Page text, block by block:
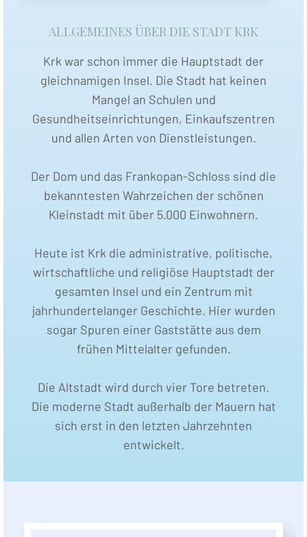
ALLGEMEINES ÜBER DIE STADT KRK
Krk war schon immer die Hauptstadt der
gleichnamigen Insel. Die Stadt hat keinen
Mangel an Schulen und
Gesundheitseinrichtungen, Einkaufszentren
und allen Arten von Dienstleistungen.
Der Dom und das Frankopan-Schloss sind die
bekanntesten Wahrzeichen der schönen
Kleinstadt mit über 5.000 Einwohnern.
Heute ist Krk die administrative, politische,
wirtschaftliche und religiöse Hauptstadt der
gesamten Insel und ein Zentrum mit
jahrhundertelanger Geschichte. Hier wurden
sogar Spuren einer Gaststätte aus dem
frühen Mittelalter gefunden.
Die Altstadt wird durch vier Tore betreten.
Die moderne Stadt außerhalb der Mauern hat
sich erst in den letzten Jahrzehnten
entwickelt.